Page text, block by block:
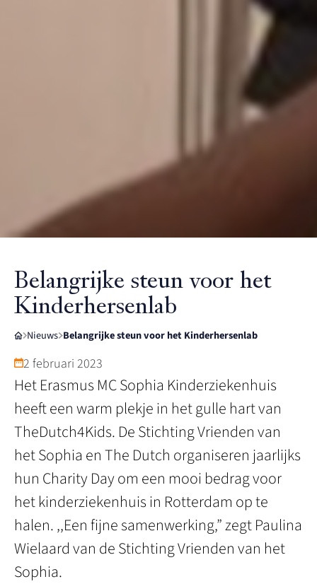
Belangrijke steun voor het
Kinderhersenlab
Nieuws Belangrijke steun voor het Kinderhersenlab
2 februari 2023
Het Erasmus MC Sophia Kinderziekenhuis
heeft een warm plekje in het gulle hart van
TheDutch4Kids. De Stichting Vrienden van
het Sophia en The Dutch organiseren jaarlijks
hun Charity Day om een mooi bedrag voor
het kinderziekenhuis in Rotterdam op te
halen. ,,Een fijne samenwerking,” zegt Paulina
Wielaard van de Stichting Vrienden van het
Sophia.